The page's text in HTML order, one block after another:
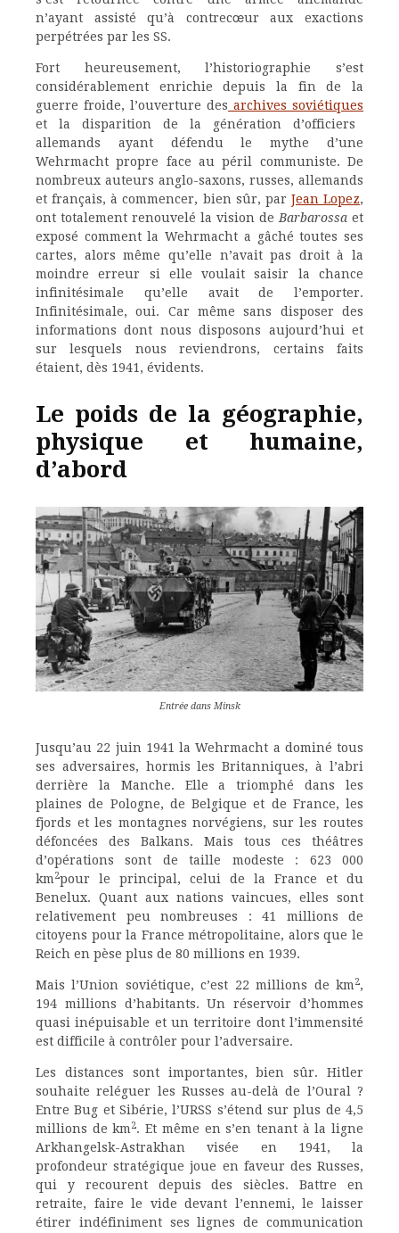
n’ayant assisté qu’à contrecœur aux exactions
perpétrées par les SS.
Fort heureusement, l’historiographie s’est
considérablement enrichie depuis la fin de la
guerre froide, l’ouverture des archives soviétiques
et la disparition de la génération d’officiers
allemands ayant défendu le mythe d’une
Wehrmacht propre face au péril communiste. De
nombreux auteurs anglo-saxons, russes, allemands
et français, à commencer, bien sûr, par Jean Lopez,
ont totalement renouvelé la vision de Barbarossa et
exposé comment la Wehrmacht a gâché toutes ses
cartes, alors même qu’elle n’avait pas droit à la
moindre erreur si elle voulait saisir la chance
infinitésimale qu’elle avait de l’emporter.
Infinitésimale, oui. Car même sans disposer des
informations dont nous disposons aujourd’hui et
sur lesquels nous reviendrons, certains faits
étaient, dès 1941, évidents.
Le poids de la géographie,
physique et humaine,
d’abord
Entrée dans Minsk
Jusqu’au 22 juin 1941 la Wehrmacht a dominé tous
ses adversaires, hormis les Britanniques, à l’abri
derrière la Manche. Elle a triomphé dans les
plaines de Pologne, de Belgique et de France, les
fjords et les montagnes norvégiens, sur les routes
défoncées des Balkans. Mais tous ces théâtres
d’opérations sont de taille modeste : 623 000
km2pour le principal, celui de la France et du
Benelux. Quant aux nations vaincues, elles sont
relativement peu nombreuses : 41 millions de
citoyens pour la France métropolitaine, alors que le
Reich en pèse plus de 80 millions en 1939.
Mais l’Union soviétique, c’est 22 millions de km2,
194 millions d’habitants. Un réservoir d’hommes
quasi inépuisable et un territoire dont l’immensité
est difficile à contrôler pour l’adversaire.
Les distances sont importantes, bien sûr. Hitler
souhaite reléguer les Russes au-delà de l’Oural ?
Entre Bug et Sibérie, l’URSS s’étend sur plus de 4,5
millions de km2. Et même en s’en tenant à la ligne
Arkhangelsk-Astrakhan visée en 1941, la
profondeur stratégique joue en faveur des Russes,
qui y recourent depuis des siècles. Battre en
retraite, faire le vide devant l’ennemi, le laisser
étirer indéfiniment ses lignes de communication